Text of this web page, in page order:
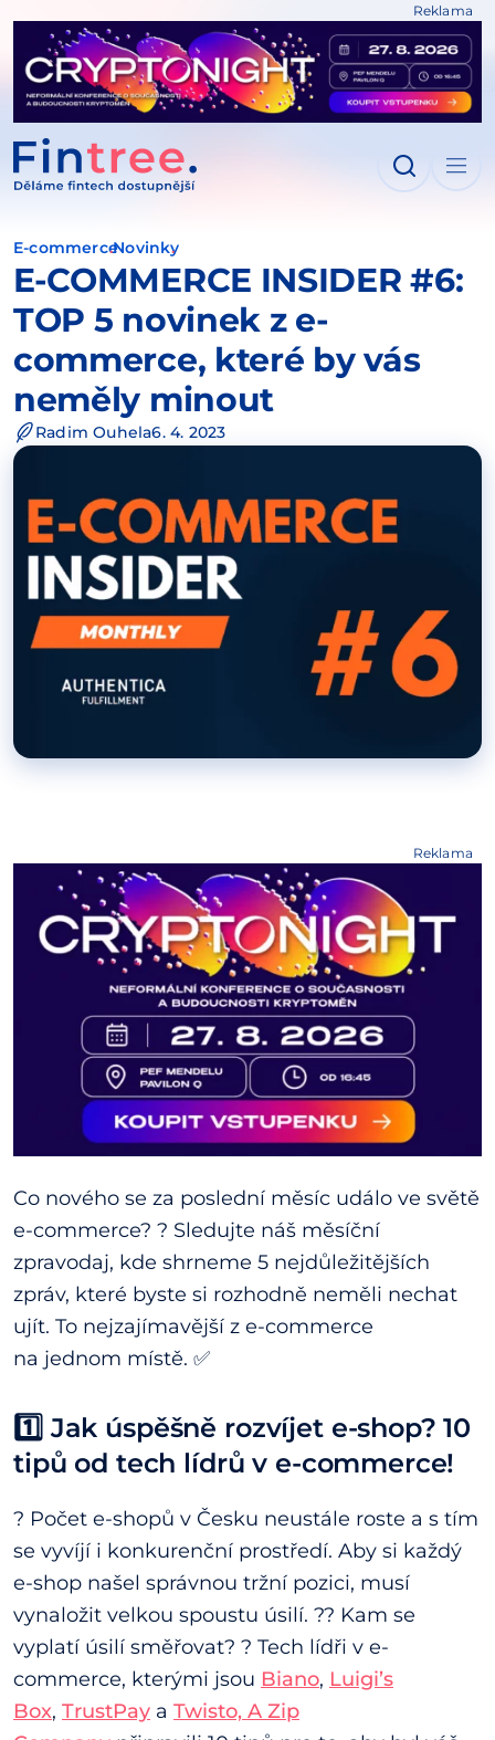
Reklama
E-commerceNovinky
E-COMMERCE INSIDER #6:
TOP 5 novinek z e-
commerce, které by vás
neměly minout
Radim Ouhela6. 4. 2023
Reklama
Co nového se za poslední měsíc událo ve světě
e-commerce? ? Sledujte náš měsíční
zpravodaj, kde shrneme 5 nejdůležitějších
zpráv, které byste si rozhodně neměli nechat
ujít. To nejzajímavější z e-commerce
na jednom místě. ✅
1️⃣ Jak úspěšně rozvíjet e-shop? 10
tipů od tech lídrů v e-commerce!
? Počet e-shopů v Česku neustále roste a s tím
se vyvíjí i konkurenční prostředí. Aby si každý
e-shop našel správnou tržní pozici, musí
vynaložit velkou spoustu úsilí. ?? Kam se
vyplatí úsilí směřovat? ? Tech lídři v e-
commerce, kterými jsou Biano, Luigi’s
Box, TrustPay a Twisto, A Zip